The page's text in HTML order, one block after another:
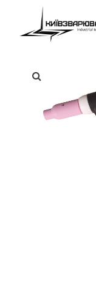
Головна
Каталог
Доставка